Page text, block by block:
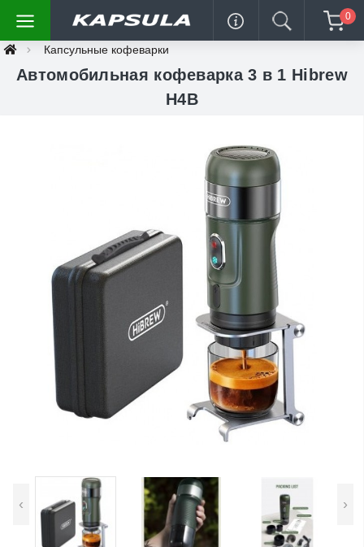
0
Капсульные кофеварки
Автомобильная кофеварка 3 в 1 Hibrew
H4B
‹ ›